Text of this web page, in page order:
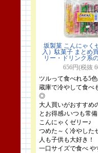
坂製菓 こんにゃく
入）駄菓子 まとめ
リー・ドリンク系
656円(税抜
ツルって食べれる5
蔵庫で冷やして食べ
◎
大人買いがおすすめ
とお得感♪いつも常
こんにゃくゼリー♪
つめた～く冷やした
人も子供も大好き！
一口サイズで食べ や